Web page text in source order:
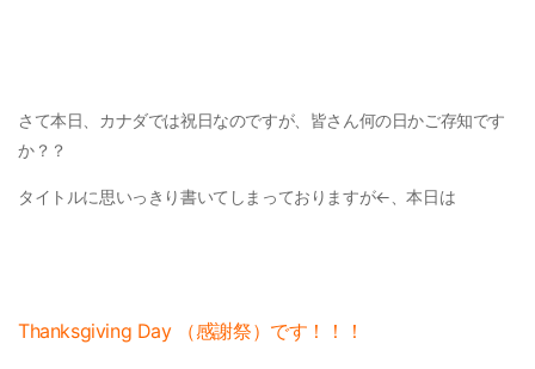
さて本日、カナダでは祝日なのですが、皆さん何の日かご存知です
か？？
タイトルに思いっきり書いてしまっておりますが←、本日は
Thanksgiving Day （感謝祭）です！！！